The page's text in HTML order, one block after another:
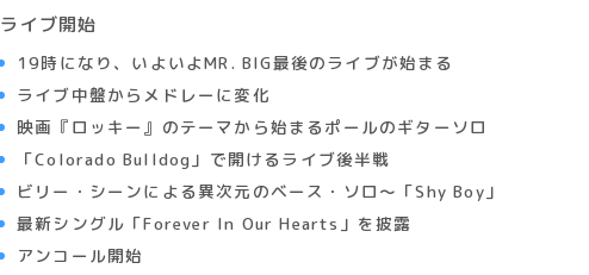
ライブ開始
19時になり、いよいよMR. BIG最後のライブが始まる
ライブ中盤からメドレーに変化
映画『ロッキー』のテーマから始まるポールのギターソロ
「Colorado Bulldog」で開けるライブ後半戦
ビリー・シーンによる異次元のベース・ソロ〜「Shy Boy」
最新シングル「Forever In Our Hearts」を披露
アンコール開始